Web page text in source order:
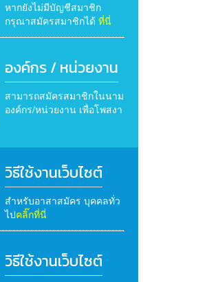
หากยังไม่มีบัญชีสมาชิก
กรุณาสมัครสมาชิกได้ ที่นี่
องค์กร / หน่วยงาน
สามารถสมัครสมาชิกในนาม
องค์กร/หน่วยงาน เพื่อโพสงา
วิธีใช้งานเว็บไซต์
สำหรับอาสาสมัคร บุคคลทั่ว
ไปคลิ๊กที่นี่
วิธีใช้งานเว็บไซต์